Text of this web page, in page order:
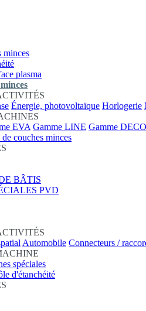
minces
plasma
Énergie, photovoltaïque Horlogerie
EVA Gamme LINE Gamme
couches minces
BÂTIS
PVD
Automobile Connecteurs /
spéciales
d'étanchéité